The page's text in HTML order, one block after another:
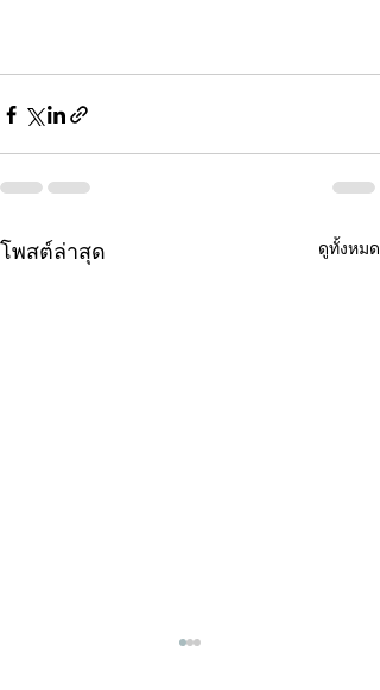
โพสต์ล่าสุด ดูทั้งหมด